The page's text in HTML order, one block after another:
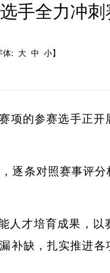
手全力冲刺
体: 大 中 小】
项的参赛选手正开
逐条对照赛事评
人才培育成果，以
补缺，扎实推进